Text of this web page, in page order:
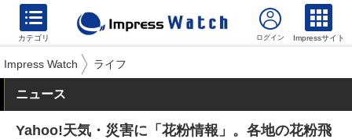
カテゴリ Impressサイト
Impress Watch ライフ
ニュース
Yahoo!天気・災害に「花粉情報」。各地の花粉飛